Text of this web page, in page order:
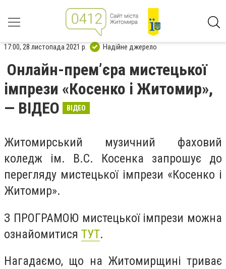
17:00, 28 листопада 2021 р. Надійне джерело
Онлайн-прем’єра мистецької
імпрези «Косенко і Житомир»,
— ВІДЕО
ВІДЕО
Житомирський музичний фаховий
коледж ім. В.С. Косенка запрошує до
перегляду мистецької імпрези «Косенко і
Житомир».
З ПРОГРАМОЮ мистецької імпрези можна
ознайомитися ТУТ.
Нагадаємо, що на Житомирщині триває